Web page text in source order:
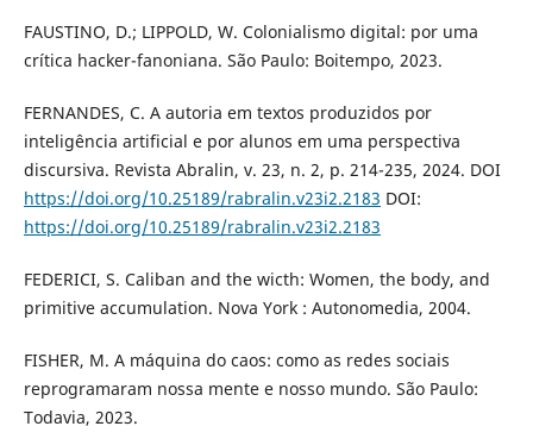
FAUSTINO, D.; LIPPOLD, W. Colonialismo digital: por uma
crítica hacker-fanoniana. São Paulo: Boitempo, 2023.
FERNANDES, C. A autoria em textos produzidos por
inteligência artificial e por alunos em uma perspectiva
discursiva. Revista Abralin, v. 23, n. 2, p. 214-235, 2024. DOI
https://doi.org/10.25189/rabralin.v23i2.2183 DOI:
https://doi.org/10.25189/rabralin.v23i2.2183
FEDERICI, S. Caliban and the wicth: Women, the body, and
primitive accumulation. Nova York : Autonomedia, 2004.
FISHER, M. A máquina do caos: como as redes sociais
reprogramaram nossa mente e nosso mundo. São Paulo:
Todavia, 2023.